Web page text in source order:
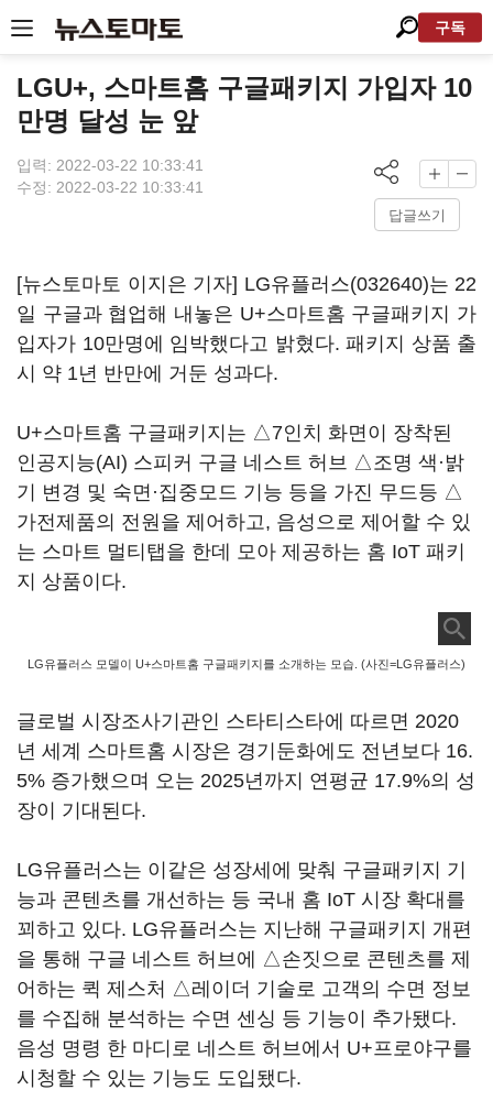
구독
LGU+, 스마트홈 구글패키지 가입자 10
만명 달성 눈 앞
입력: 2022-03-22 10:33:41
수정: 2022-03-22 10:33:41
답글쓰기
[뉴스토마토 이지은 기자] LG유플러스(032640)는 22
일 구글과 협업해 내놓은 U+스마트홈 구글패키지 가
입자가 10만명에 임박했다고 밝혔다. 패키지 상품 출
시 약 1년 반만에 거둔 성과다.
U+스마트홈 구글패키지는 △7인치 화면이 장착된
인공지능(AI) 스피커 구글 네스트 허브 △조명 색·밝
기 변경 및 숙면·집중모드 기능 등을 가진 무드등 △
가전제품의 전원을 제어하고, 음성으로 제어할 수 있
는 스마트 멀티탭을 한데 모아 제공하는 홈 IoT 패키
지 상품이다.
LG유플러스 모델이 U+스마트홈 구글패키지를 소개하는 모습. (사진=LG유플러스)
글로벌 시장조사기관인 스타티스타에 따르면 2020
년 세계 스마트홈 시장은 경기둔화에도 전년보다 16.
5% 증가했으며 오는 2025년까지 연평균 17.9%의 성
장이 기대된다.
LG유플러스는 이같은 성장세에 맞춰 구글패키지 기
능과 콘텐츠를 개선하는 등 국내 홈 IoT 시장 확대를
꾀하고 있다. LG유플러스는 지난해 구글패키지 개편
을 통해 구글 네스트 허브에 △손짓으로 콘텐츠를 제
어하는 퀵 제스처 △레이더 기술로 고객의 수면 정보
를 수집해 분석하는 수면 센싱 등 기능이 추가됐다.
음성 명령 한 마디로 네스트 허브에서 U+프로야구를
시청할 수 있는 기능도 도입됐다.